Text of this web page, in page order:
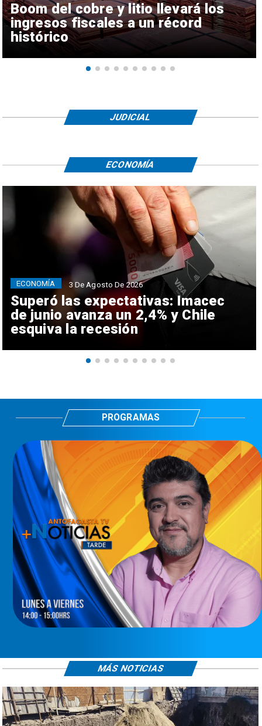
Boom del cobre y litio llevará los
ingresos fiscales a un récord
histórico
JUDICIAL
Superó las expectativas: Imacec
de junio avanza un 2,4% y Chile
esquiva la recesión
ECONOMÍA 3 De Agosto De 2026
ECONOMÍA
PROGRAMAS
MÁS NOTICIAS